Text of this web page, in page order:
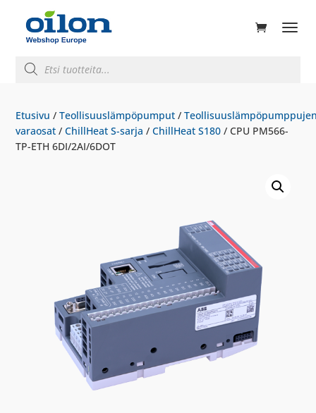
search
Etusivu /Teollisuuslämpöpumput /
varaosat /ChillHeat S-sarja /ChillHeat S180 / CPU PM566-
TP-ETH 6DI/2AI/6DOT